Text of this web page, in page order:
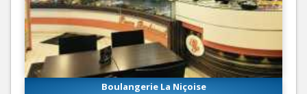
Boulangerie La Niçoise